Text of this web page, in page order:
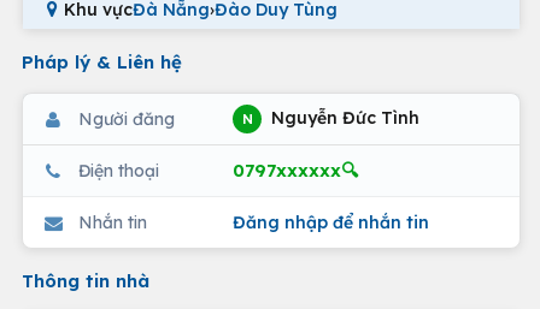
Khu vựcĐà Nẵng›Đào Duy Tùng
Pháp lý & Liên hệ
Người đăng N Nguyễn Đức Tình
Điện thoại 0797xxxxxx🔍
Nhắn tin Đăng nhập để nhắn tin
Thông tin nhà